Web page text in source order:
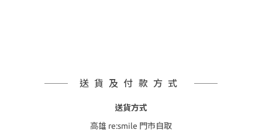
送貨及付款方式
送貨方式
高雄 re:smile 門市自取